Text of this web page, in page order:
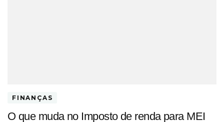
FINANÇAS
O que muda no Imposto de renda para MEI